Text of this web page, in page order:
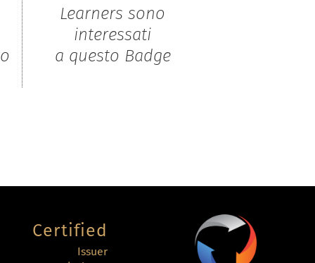
Learners sono
interessati
a questo Badge
Certified
Issuer